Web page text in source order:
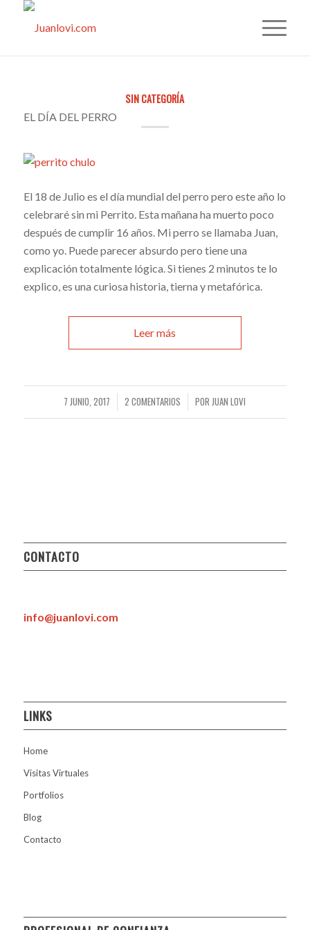
SIN CATEGORÍA
EL DÍA DEL PERRO
El 18 de Julio es el día mundial del perro pero este año lo
celebraré sin mi Perrito. Esta mañana ha muerto poco
después de cumplir 16 años. Mi perro se llamaba Juan,
como yo. Puede parecer absurdo pero tiene una
explicación totalmente lógica. Si tienes 2 minutos te lo
explico, es una curiosa historia, tierna y metafórica.
Leer más
7 JUNIO, 2017
/ 2 COMENTARIOS
/ POR JUAN LOVI
CONTACTO
info@juanlovi.com
LINKS
Home
Visitas Virtuales
Portfolios
Blog
Contacto